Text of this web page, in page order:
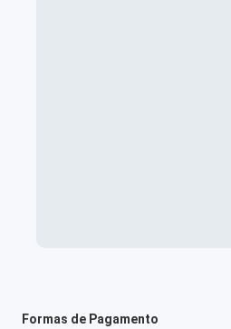
Formas de Pagamento